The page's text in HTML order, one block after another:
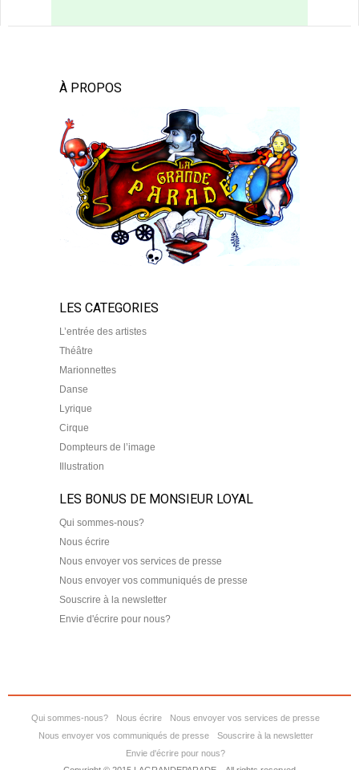
À PROPOS
LES CATEGORIES
L’entrée des artistes
Théâtre
Marionnettes
Danse
Lyrique
Cirque
Dompteurs de l’image
Illustration
LES BONUS DE MONSIEUR LOYAL
Qui sommes-nous?
Nous écrire
Nous envoyer vos services de presse
Nous envoyer vos communiqués de presse
Souscrire à la newsletter
Envie d'écrire pour nous?
Qui sommes-nous? Nous écrire
Nous envoyer vos services de presse
Nous envoyer vos communiqués de presse
Souscrire à la newsletter
Envie d'écrire pour nous?